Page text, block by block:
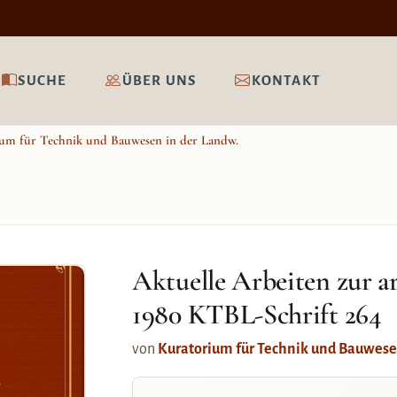
SUCHE ÜBER UNS KONTAKT
für Technik und Bauwesen in der Landw.
Aktuelle Arbeiten zur
1980 KTBL-Schrift 264
von Kuratorium für Technik und